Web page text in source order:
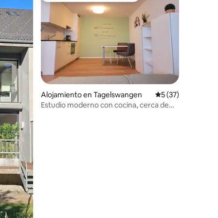
Alojamiento en Tagelswangen Calificación
5 (37)
Estudio moderno con cocina, cerca de